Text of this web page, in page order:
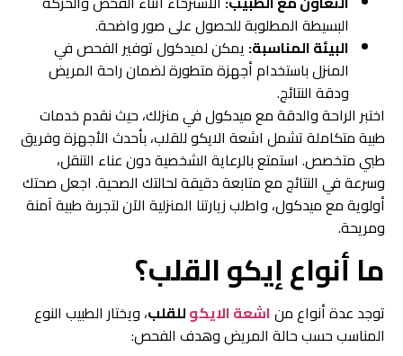
البسيطة المطلوبة للحصول على صور واضحة.
البيئة المناسبة: يمكن لميدكول توفير الفحص في
المنزل باستخدام أجهزة متطورة لضمان راحة المريض
ودقة النتائج.
اختبر الراحة والدقة مع ميدكول في منزلك، حيث نقدم خدمات
طبية متكاملة تشمل اشعة الايكو للقلب، بأحدث الأجهزة وفريق
طبي متخصص. استمتع بالرعاية الشخصية دون عناء التنقل،
وسرعة في النتائج مع متابعة دقيقة لحالتك الصحية. اجعل صحتك
أولوية مع ميدكول، واطلب زيارتنا المنزلية الآن لتجربة طبية آمنة
ومريحة.
ما أنواع إيكو القلب؟
توجد عدة أنواع مناشعة الايكوللقلب، ويختار الطبيب النوع
المناسب حسب حالة المريض وهدف الفحص: